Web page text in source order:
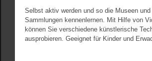
Selbst aktiv werden und so die Museen und
Sammlungen kennenlernen. Mit Hilfe von
können Sie verschiedene künstlerische
ausprobieren. Geeignet für Kinder und